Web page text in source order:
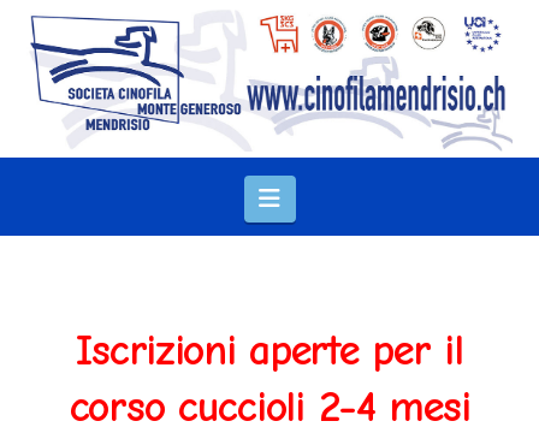
Navigation
Iscrizioni aperte per il
corso cuccioli 2-4 mesi